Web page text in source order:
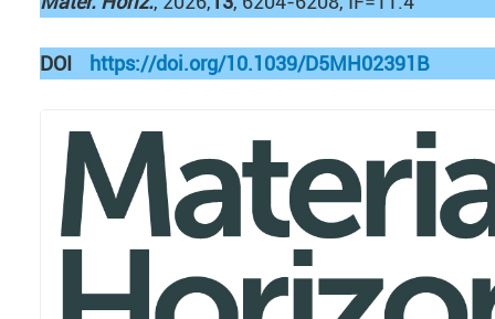
DOI https://doi.org/10.1039/D5MH02391B